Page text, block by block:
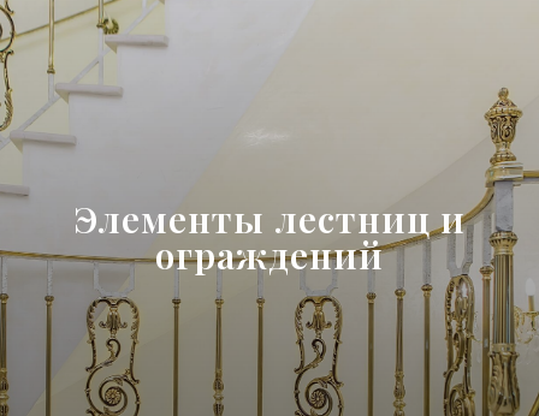
Элементы лестниц и
ограждений